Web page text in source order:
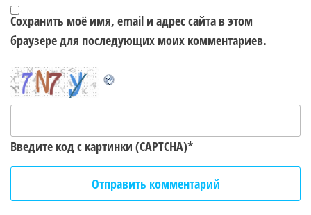
Сохранить моё имя, email и адрес сайта в этом
браузере для последующих моих комментариев.
Введите код с картинки (CAPTCHA)*